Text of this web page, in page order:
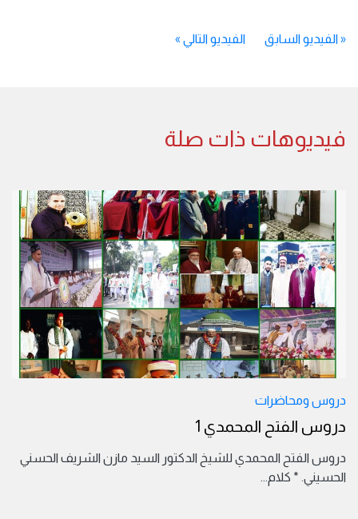
«الفيديو السابق الفيديو التالي »
فيديوهات ذات صلة
دروس ومحاضرات
دروس الفتح المحمدي 1
دروس الفتح المحمدي للشيخ الدكتور السيد مازن الشريف الحسني
الحسيني. * كلام...